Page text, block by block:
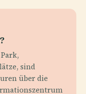
sind
über die